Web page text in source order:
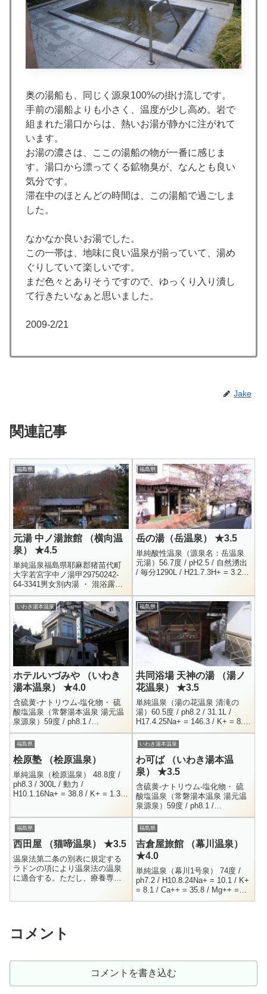
奥の湯船も、同じく源泉100%の掛け流しです。
手前の湯船よりも小さく、温度が少し高め。岩で
組まれた湯口からは、熱いお湯が静かに注がれて
います。
お湯の濃さは、ここの湯船の物が一番に感じま
す。湯口から漂ってくる鉱物臭が、なんとも良い
気分です。
滞在中のほとんどの時間は、この湯船で過ごしま
した。
なかなか良いお湯でした。
この一帯は、地味に良い温泉が揃っていて、湯め
ぐりしていて楽しいです。
まだ色々とありそうですので、ゆっくり入り潰し
て行きたいなぁと思いました。
2009-2/21
Jake
関連記事
福島県
元湯 中ノ湯旅館 （横向温
泉） ★4.5
単純温泉福島県耶麻郡猪苗代町
大字若宮字中ノ湯甲29750242-
64-3341男女別内湯 ・ 混浴露
天？300円8:00 - 18:00今まで何
度か目の前を通っており、気に
なってい...
福島県
岳の湯（岳温泉） ★3.5
単純酸性温泉（源泉名：岳温泉
元湯）56.7度 / pH2.5 / 自然湧出
/ 毎分1290L / H21.7.3H+ = 3.2 /
いわき湯本温泉
ホテルいづみや （いわき
湯本温泉） ★4.0
含硫黄-ナトリウム-塩化物・ 硫
酸塩温泉（常磐湯本温泉 湯元温
泉源泉）59度 / ph8.1 /
H12.11.29Na+ = 523 / K+ = 16.2
/ Ca++ = 5...
福島県
共同浴場 天神の湯 （湯ノ
花温泉） ★3.5
単純温泉（湯の花温泉 清滝の
湯）60.5度 / ph8.2 / 31.1L /
H17.4.25Na+ = 146.3 / K+ = 8.9
/ Ca++ = 40.2Cl- = ...
福島県
桧原塾 （桧原温泉）
単純温泉（桧原温泉） 48.8度 /
ph8.3 / 300L / 動力 /
H10.1.16Na+ = 38.8 / K+ = 1.3 /
いわき湯本温泉
わ可ば （いわき湯本温
泉） ★3.5
含硫黄-ナトリウム-塩化物・ 硫
酸塩温泉（常磐湯本温泉 湯元温
泉源泉）59度 / ph8.1 /
H12.11.29Na+ = 523 / K+ = 16.2
/ Ca++ = 5...
福島県
西田屋 （猫啼温泉） ★3.5
温泉法第二条の別表に規定する
ラドンの項により温泉法の温泉
に適合する。ただし、療養専に
福島県
吉倉屋旅館 （幕川温泉）
★4.0
単純温泉（幕川1号泉） 74度 /
ph7.2 / H10.8.24Na+ = 10.1 / K+
= 8.1 / Ca++ = 35.8 / Mg++ =
10.7Mn++ = ...
コメント
コメントを書き込む